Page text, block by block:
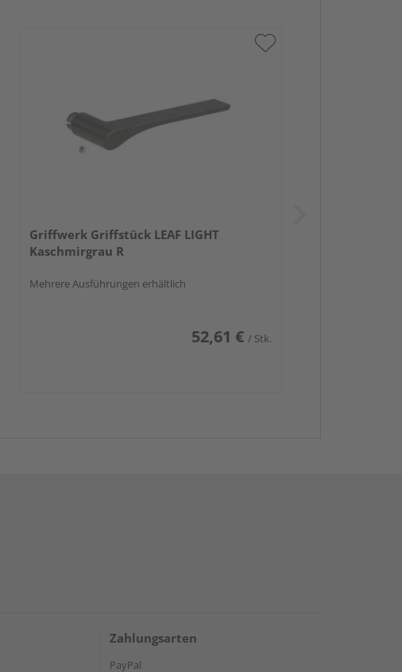
Griffwerk Griffstück LEAF LIGHT
Kaschmirgrau R
Mehrere Ausführungen erhältlich
52,61 € / Stk.
Zahlungsarten
PayPal